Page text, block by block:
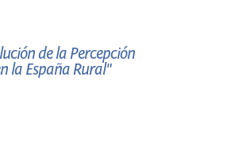
de la Percepción
la España Rural"